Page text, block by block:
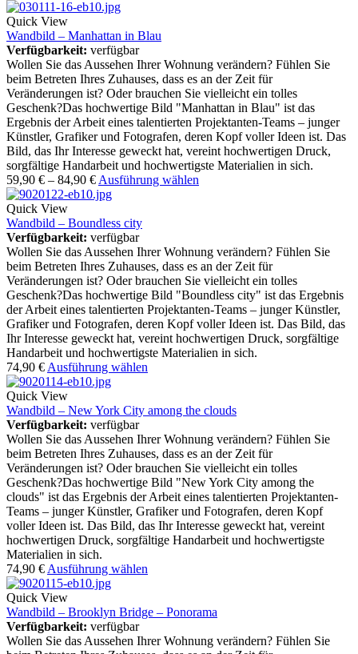
Quick View
Wandbild – Manhattan in Blau
Verfügbarkeit: verfügbar
Wollen Sie das Aussehen Ihrer Wohnung verändern? Fühlen Sie
beim Betreten Ihres Zuhauses, dass es an der Zeit für
Veränderungen ist? Oder brauchen Sie vielleicht ein tolles
Geschenk?Das hochwertige Bild "Manhattan in Blau" ist das
Ergebnis der Arbeit eines talentierten Projektanten-Teams – junger
Künstler, Grafiker und Fotografen, deren Kopf voller Ideen ist. Das
Bild, das Ihr Interesse geweckt hat, vereint hochwertigen Druck,
sorgfältige Handarbeit und hochwertigste Materialien in sich.
59,90 € – 84,90 € Ausführung wählen
Quick View
Wandbild – Boundless city
Verfügbarkeit: verfügbar
Wollen Sie das Aussehen Ihrer Wohnung verändern? Fühlen Sie
beim Betreten Ihres Zuhauses, dass es an der Zeit für
Veränderungen ist? Oder brauchen Sie vielleicht ein tolles
Geschenk?Das hochwertige Bild "Boundless city" ist das Ergebnis
der Arbeit eines talentierten Projektanten-Teams – junger Künstler,
Grafiker und Fotografen, deren Kopf voller Ideen ist. Das Bild, das
Ihr Interesse geweckt hat, vereint hochwertigen Druck, sorgfältige
Handarbeit und hochwertigste Materialien in sich.
74,90 € Ausführung wählen
Quick View
Wandbild – New York City among the clouds
Verfügbarkeit: verfügbar
Wollen Sie das Aussehen Ihrer Wohnung verändern? Fühlen Sie
beim Betreten Ihres Zuhauses, dass es an der Zeit für
Veränderungen ist? Oder brauchen Sie vielleicht ein tolles
Geschenk?Das hochwertige Bild "New York City among the
clouds" ist das Ergebnis der Arbeit eines talentierten Projektanten-
Teams – junger Künstler, Grafiker und Fotografen, deren Kopf
voller Ideen ist. Das Bild, das Ihr Interesse geweckt hat, vereint
hochwertigen Druck, sorgfältige Handarbeit und hochwertigste
Materialien in sich.
74,90 € Ausführung wählen
Quick View
Wandbild – Brooklyn Bridge – Ponorama
Verfügbarkeit: verfügbar
Wollen Sie das Aussehen Ihrer Wohnung verändern? Fühlen Sie